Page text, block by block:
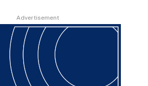
Advertisement